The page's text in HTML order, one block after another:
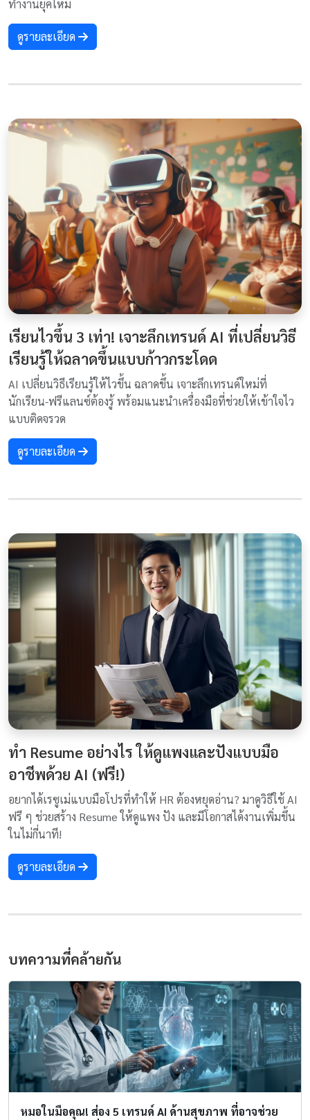
ทำงานยุคใหม่
ดูรายละเอียด
เรียนไวขึ้น 3 เท่า! เจาะลึกเทรนด์ AI ที่เปลี่ยนวิธี
เรียนรู้ให้ฉลาดขึ้นแบบก้าวกระโดด
AI เปลี่ยนวิธีเรียนรู้ให้ไวขึ้น ฉลาดขึ้น เจาะลึกเทรนด์ใหม่ที่
นักเรียน-ฟรีแลนซ์ต้องรู้ พร้อมแนะนำเครื่องมือที่ช่วยให้เข้าใจไว
แบบติดจรวด
ดูรายละเอียด
ทำ Resume อย่างไร ให้ดูแพงและปังแบบมือ
อาชีพด้วย AI (ฟรี!)
อยากได้เรซูเม่แบบมือโปรที่ทำให้ HR ต้องหยุดอ่าน? มาดูวิธีใช้ AI
ฟรี ๆ ช่วยสร้าง Resume ให้ดูแพง ปัง และมีโอกาสได้งานเพิ่มขึ้น
ในไม่กี่นาที!
ดูรายละเอียด
บทความที่คล้ายกัน
หมอในมือคุณ! ส่อง 5 เทรนด์ AI ด้านสุขภาพ ที่อาจช่วย